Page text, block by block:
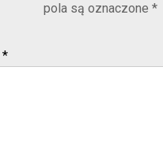
pola są oznaczone *
*